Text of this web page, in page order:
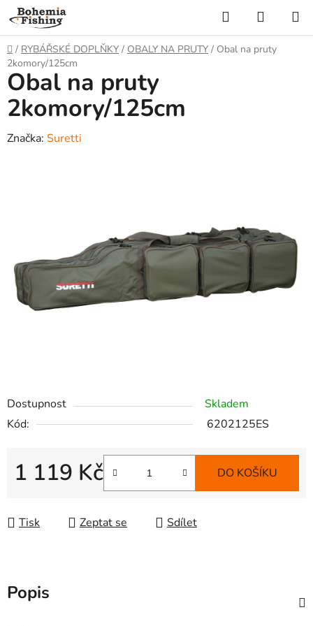
Přejít
na
obsah
Hledat
KOŠÍK
Domů
/ RYBÁŘSKÉ DOPLŇKY / OBALY NA PRUTY / Obal na pruty
2komory/125cm
Dostupnost
Skladem
Kód:
6202125ES
1 119 Kč DO KOŠÍKU
Tisk Zeptat se Sdílet
Obal na pruty
2komory/125cm
Značka: Suretti
Popis